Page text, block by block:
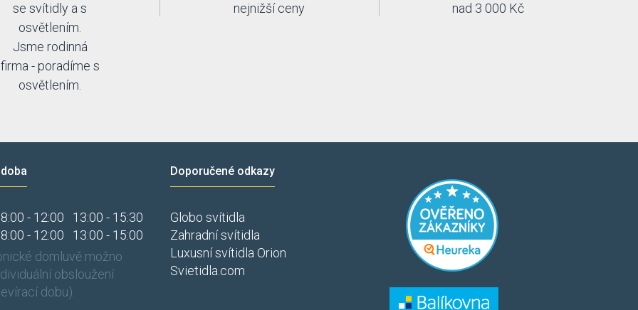
se svítidly a s
osvětlením.
Jsme rodinná
firma - poradíme s
osvětlením.
nejnižší ceny
nad 3 000 Kč
8:00 - 12:00
13:00 - 15:30
8:00 - 12:00
13:00 - 15:00
domluvě možno
obsloužení
dobu).
Doporučené odkazy
Globo svítidla
Zahradní svítidla
Luxusní svítidla Orion
Svietidla.com